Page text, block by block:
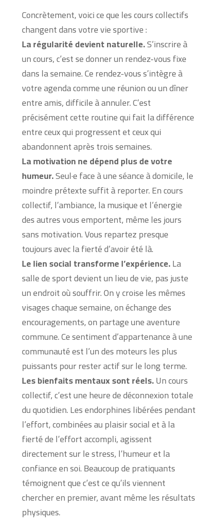
Concrètement, voici ce que les cours collectifs
changent dans votre vie sportive :
La régularité devient naturelle.S’inscrire à
un cours, c’est se donner un rendez-vous fixe
dans la semaine. Ce rendez-vous s’intègre à
votre agenda comme une réunion ou un dîner
entre amis, difficile à annuler. C’est
précisément cette routine qui fait la différence
entre ceux qui progressent et ceux qui
abandonnent après trois semaines.
La motivation ne dépend plus de votre
humeur.Seul·e face à une séance à domicile, le
moindre prétexte suffit à reporter. En cours
collectif, l’ambiance, la musique et l’énergie
des autres vous emportent, même les jours
sans motivation. Vous repartez presque
toujours avec la fierté d’avoir été là.
Le lien social transforme l’expérience.La
salle de sport devient un lieu de vie, pas juste
un endroit où souffrir. On y croise les mêmes
visages chaque semaine, on échange des
encouragements, on partage une aventure
commune. Ce sentiment d’appartenance à une
communauté est l’un des moteurs les plus
puissants pour rester actif sur le long terme.
Les bienfaits mentaux sont réels.Un cours
collectif, c’est une heure de déconnexion totale
du quotidien. Les endorphines libérées pendant
l’effort, combinées au plaisir social et à la
fierté de l’effort accompli, agissent
directement sur le stress, l’humeur et la
confiance en soi. Beaucoup de pratiquants
témoignent que c’est ce qu’ils viennent
chercher en premier, avant même les résultats
physiques.